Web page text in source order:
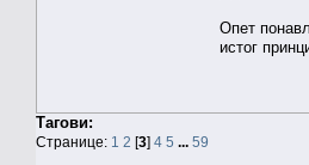
Опет
истог
Тагови:
Странице: 1 2 [3] 4 5 ... 59